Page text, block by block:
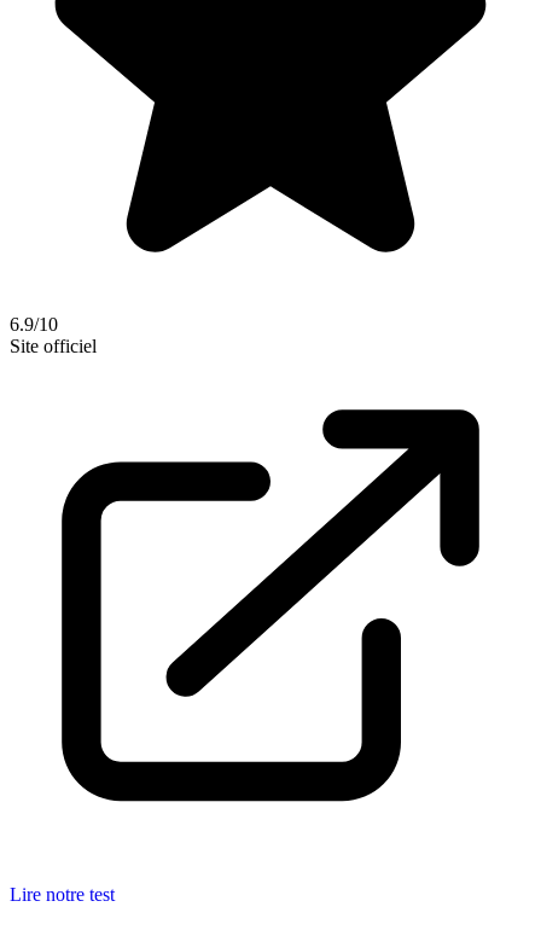
6.9/10
Site officiel
Lire notre test